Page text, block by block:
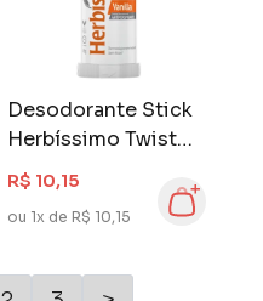
Desodorante Stick
Herbíssimo Twist
45 gr Vanilla
R$ 10,15
ou 1x de R$ 10,15